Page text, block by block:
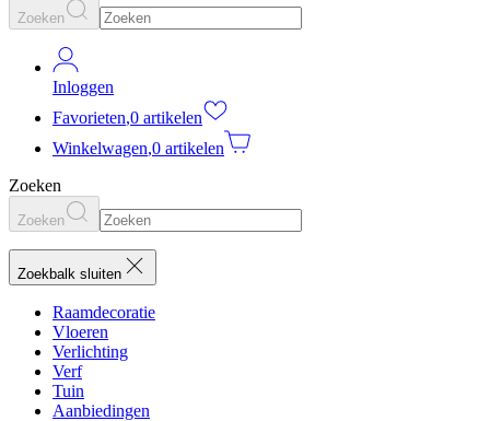
Zoeken
Inloggen
Favorieten,0 artikelen
Winkelwagen,0 artikelen
Zoeken
Zoeken
Zoekbalk sluiten
Raamdecoratie
Vloeren
Verlichting
Verf
Tuin
Aanbiedingen